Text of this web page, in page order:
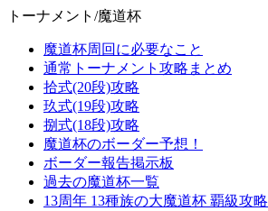
トーナメント/魔道杯
魔道杯周回に必要なこと
通常トーナメント攻略まとめ
拾式(20段)攻略
玖式(19段)攻略
捌式(18段)攻略
魔道杯のボーダー予想！
ボーダー報告掲示板
過去の魔道杯一覧
13周年 13種族の大魔道杯 覇級攻略